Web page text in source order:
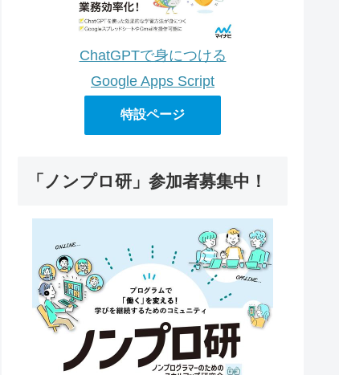
ChatGPTで身につける
Google Apps Script
特設ページ
「ノンプロ研」参加者募集中！